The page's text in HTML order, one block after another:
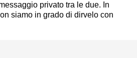
privato tra le due. In
siamo in grado di dirvelo con